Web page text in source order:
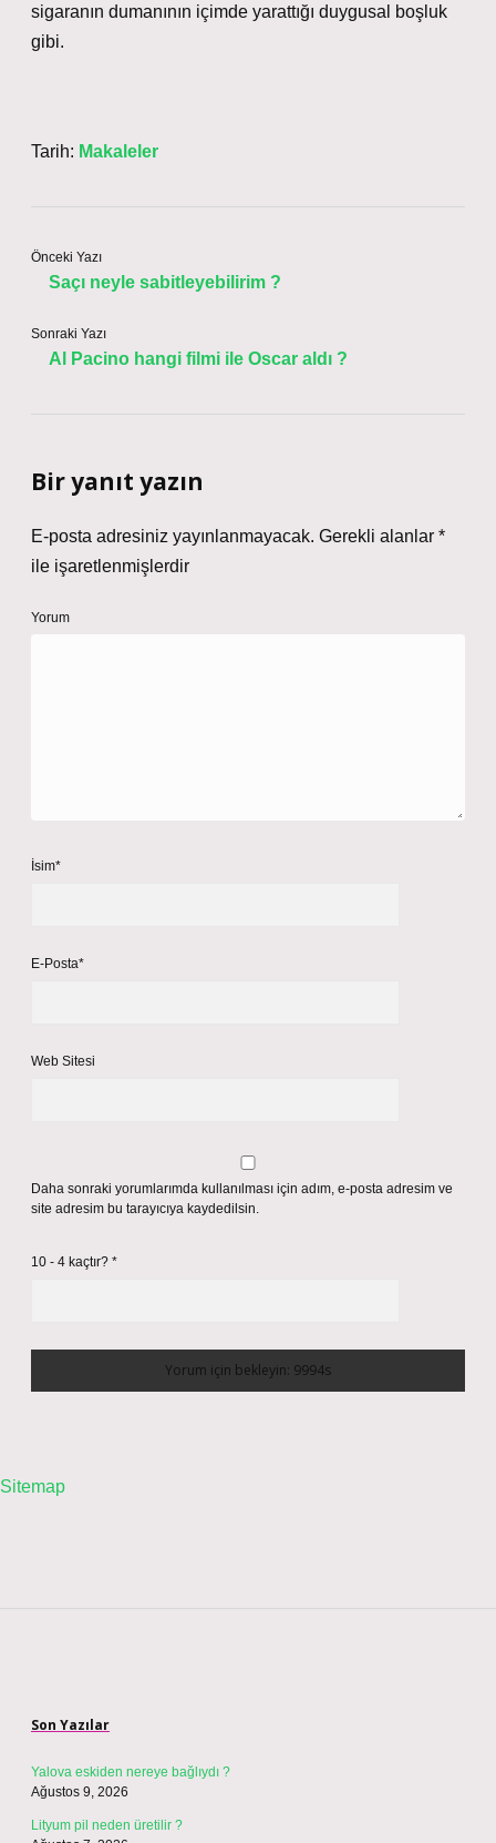
sigaranın dumanının içimde yarattığı duygusal boşluk
gibi.
Tarih: Makaleler
Önceki Yazı
Saçı neyle sabitleyebilirim ?
Sonraki Yazı
Al Pacino hangi filmi ile Oscar aldı ?
Bir yanıt yazın
E-posta adresiniz yayınlanmayacak. Gerekli alanlar *
ile işaretlenmişlerdir
Yorum
İsim*
E-Posta*
Web Sitesi
Daha sonraki yorumlarımda kullanılması için adım, e-posta adresim ve
site adresim bu tarayıcıya kaydedilsin.
10 - 4 kaçtır? *
Sitemap
Son Yazılar
Yalova eskiden nereye bağlıydı ?
Ağustos 9, 2026
Lityum pil neden üretilir ?